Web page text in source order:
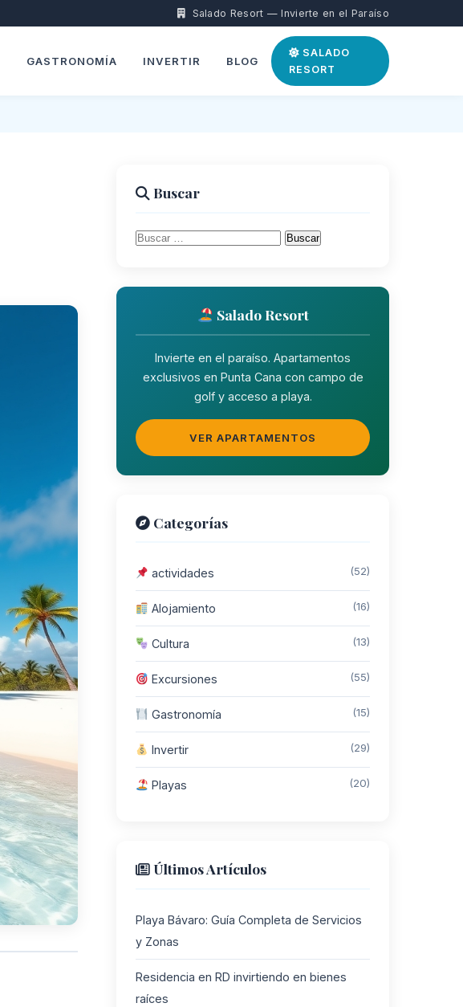
Salado Resort — Invierte en el Paraíso
GASTRONOMÍA INVERTIR BLOG
SALADO
RESORT
Buscar
Buscar:
Salado Resort
Invierte en el paraíso. Apartamentos
exclusivos en Punta Cana con campo de
golf y acceso a playa.
VER APARTAMENTOS
Categorías
actividades (52)
Alojamiento (16)
Cultura (13)
Excursiones (55)
Gastronomía (15)
Invertir (29)
Playas (20)
Últimos Artículos
Playa Bávaro: Guía Completa de Servicios
y Zonas
Residencia en RD invirtiendo en bienes
raíces